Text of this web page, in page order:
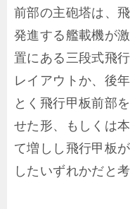
前部の主砲塔は、
発進する艦載機が
置にある三段式飛
レイアウトか、後
とく飛行甲板前部
せた形、もしくは
て増しし飛行甲板
したいずれかだと